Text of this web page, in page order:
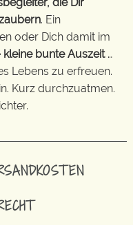
die Dir
. Ein
oder Dich damit im
kleine bunte Auszeit…
Lebens zu erfreuen.
Kurz durchzuatmen.